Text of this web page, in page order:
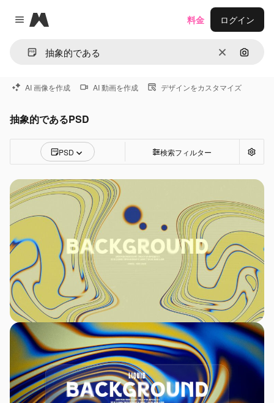
Close menu
Magnific
消去 画像で
料金 ログイン
AI 画像を作成 AI 動画を作成 デザインをカスタマイズ
抽象的であるPSD
PSD 検索フィルター